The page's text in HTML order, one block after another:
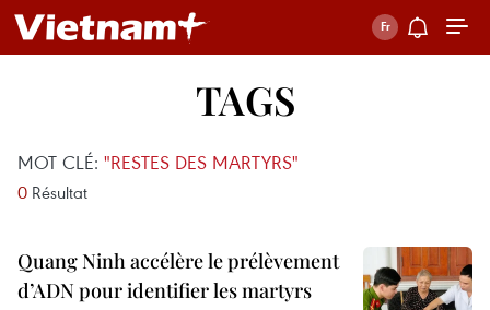
TAGS
MOT CLÉ: "RESTES DES MARTYRS"
0 Résultat
Quang Ninh accélère le prélèvement
d’ADN pour identifier les martyrs